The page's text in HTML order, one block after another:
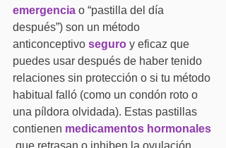
emergencia o “pastilla del día
después”) son un método
anticonceptivo seguro y eficaz que
puedes usar después de haber tenido
relaciones sin protección o si tu método
habitual falló (como un condón roto o
una píldora olvidada). Estas pastillas
contienen medicamentos hormonales
que retrasan o inhiben la ovulación,